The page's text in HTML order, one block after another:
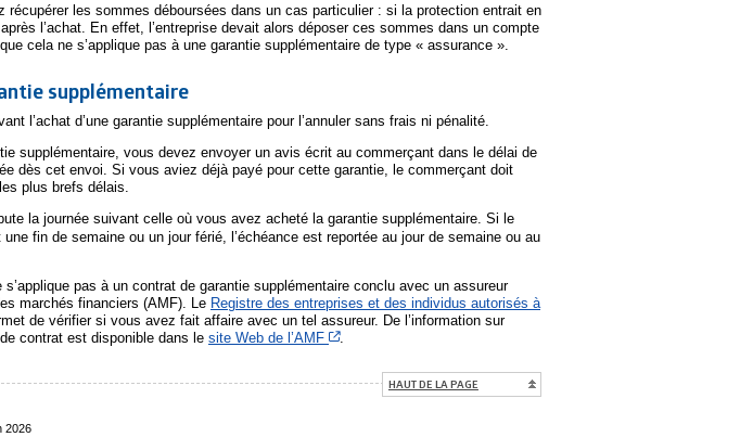
récupérer les sommes déboursées dans un cas particulier : si la protection entrait en
l’achat. En effet, l’entreprise devait alors déposer ces sommes dans un compte
cela ne s’applique pas à une garantie supplémentaire de type « assurance ».
supplémentaire
l’achat d’une garantie supplémentaire pour l’annuler sans frais ni pénalité.
supplémentaire, vous devez envoyer un avis écrit au commerçant dans le délai de
dès cet envoi. Si vous aviez déjà payé pour cette garantie, le commerçant doit
plus brefs délais.
la journée suivant celle où vous avez acheté la garantie supplémentaire. Si le
fin de semaine ou un jour férié, l’échéance est reportée au jour de semaine ou au
s’applique pas à un contrat de garantie supplémentaire conclu avec un assureur
marchés financiers (AMF). Le Registre des entreprises et des individus autorisés à
dans une nouvelle fenêtre
de vérifier si vous avez fait affaire avec un tel assureur. De l’information sur
contrat est disponible dans le site Web de l’AMF Cet hyperlien s’ouvrira dans une nouvelle fenêtre
.
HAUT DE LA PAGE
2026